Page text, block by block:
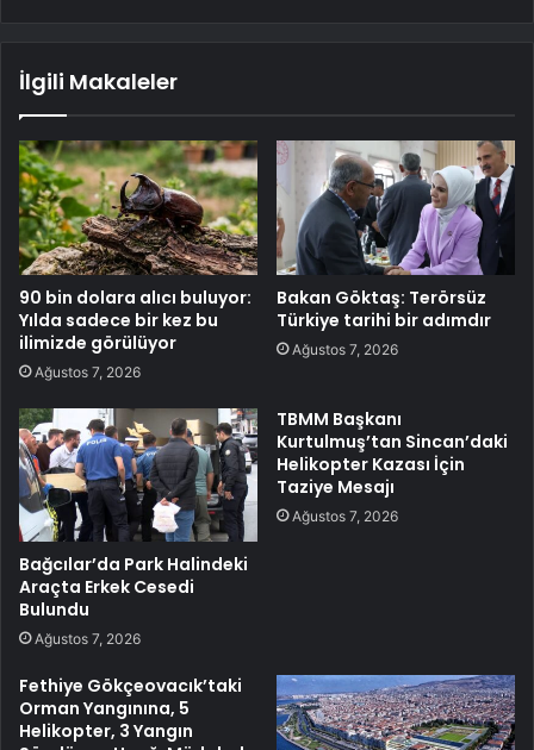
İlgili Makaleler
90 bin dolara alıcı buluyor:
Yılda sadece bir kez bu
ilimizde görülüyor
Ağustos 7, 2026
Bakan Göktaş: Terörsüz
Türkiye tarihi bir adımdır
Ağustos 7, 2026
Bağcılar’da Park Halindeki
Araçta Erkek Cesedi
Bulundu
Ağustos 7, 2026
TBMM Başkanı
Kurtulmuş’tan Sincan’daki
Helikopter Kazası İçin
Taziye Mesajı
Ağustos 7, 2026
Fethiye Gökçeovacık’taki
Orman Yangınına, 5
Helikopter, 3 Yangın